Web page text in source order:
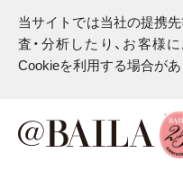
当サイトでは当社の提携
査・分析したり、お客様
Cookieを利用する場合が